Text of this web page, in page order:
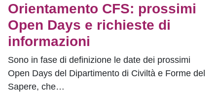
Orientamento CFS: prossimi
Open Days e richieste di
informazioni
Sono in fase di definizione le date dei prossimi
Open Days del Dipartimento di Civiltà e Forme del
Sapere, che…